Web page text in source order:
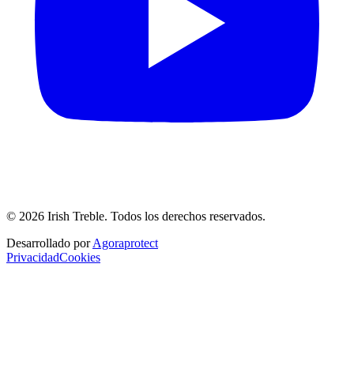
© 2026 Irish Treble. Todos los derechos reservados.
Desarrollado por Agoraprotect
PrivacidadCookies